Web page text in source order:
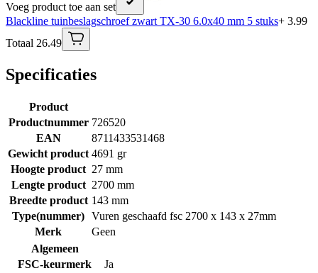
Voeg product toe aan set
Blackline tuinbeslagschroef zwart TX-30 6.0x40 mm 5 stuks+ 3.99
Totaal 26.49
Specificaties
Product
Productnummer 726520
EAN
8711433531468
Gewicht product 4691 gr
Hoogte product 27 mm
Lengte product 2700 mm
Breedte product 143 mm
Type(nummer) Vuren geschaafd fsc 2700 x 143 x 27mm
Merk
Geen
Algemeen
FSC-keurmerk
Ja